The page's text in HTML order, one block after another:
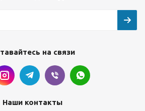
на связи
Наши контакты